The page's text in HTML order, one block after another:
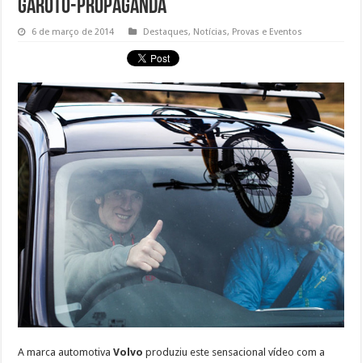
garoto-propaganda
6 de março de 2014 Destaques, Notícias, Provas e Eventos
A marca automotivaVolvo produziu este sensacional vídeo com a